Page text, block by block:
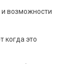
возможности
когда это